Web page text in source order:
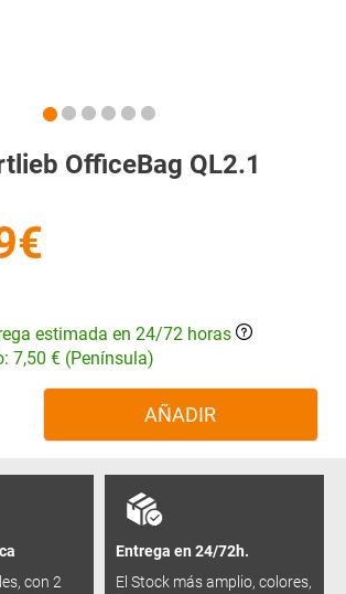
OfficeBag QL2.1
estimada en 24/72 horas
7,50 € (Península)
AÑADIR
con 2
Entrega en 24/72h.
El Stock más amplio, colores,